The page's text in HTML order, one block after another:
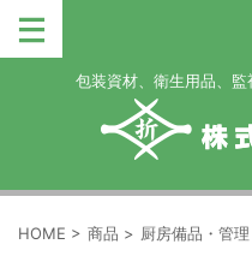
包装資材、衛生用品、
HOME > 商品 > 厨房備品・管理